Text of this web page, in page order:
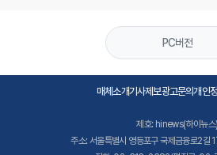
PC버전
매체소개기사제보광고문의개인
제호: hinews(하이뉴스)
주소: 서울특별시 영등포구 국제금융로2길